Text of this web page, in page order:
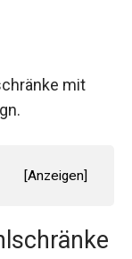
mit
[Anzeigen]